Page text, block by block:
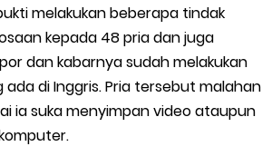
Kamu Ketahui
Mobil 2023
melakukan beberapa tindak
kepada 48 pria dan juga
dan kabarnya sudah melakukan
di Inggris. Pria tersebut malahan
ia suka menyimpan video ataupun